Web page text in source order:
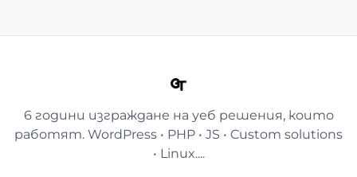
6 години изграждане на уеб решения, които
работят. WordPress • PHP • JS • Custom solutions
• Linux....